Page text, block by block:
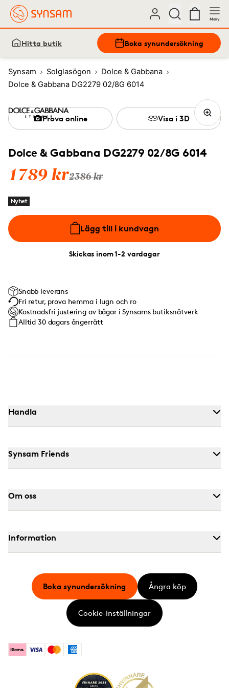
Meny
Hitta butik Boka synundersökning
Synsam Solglasögon
Dolce & Gabbana
Dolce & Gabbana DG2279 02/8G 6014
Dolce & Gabbana DG2279 02/8G 6014
1789 kr2386 kr
Nyhet
Lägg till i kundvagn
Skickas inom 1-2 vardagar
Prova online Visa i 3D
Snabb leverans
Fri retur, prova hemma i lugn och ro
Kostnadsfri justering av bågar i Synsams butiksnätverk
Alltid 30 dagars ångerrätt
Handla
Synsam Friends
Om oss
Information
KlarnaVisa MastercardAmerican Express
Boka synundersökning Ångra köp
Cookie-inställningar